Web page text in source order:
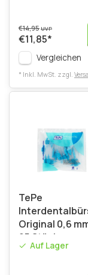
€14,95UVP
€11,85*
Vergleichen
* Inkl. MwSt. zzgl.
TePe
Original 0,6
25 Stück
Auf Lager